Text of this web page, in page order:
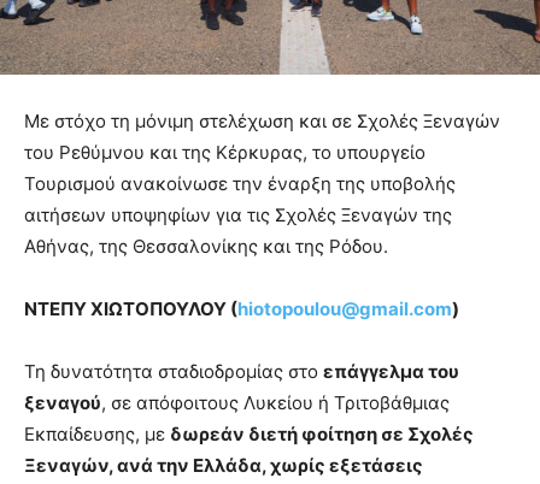
Με στόχο τη μόνιμη στελέχωση και σε Σχολές Ξεναγών
του Ρεθύμνου και της Κέρκυρας, το υπουργείο
Τουρισμού ανακοίνωσε την έναρξη της υποβολής
αιτήσεων υποψηφίων για τις Σχολές Ξεναγών της
Αθήνας, της Θεσσαλονίκης και της Ρόδου.
ΝΤΕΠΥ ΧΙΩΤΟΠΟΥΛΟΥ (hiotopoulou@gmail.com)
Τη δυνατότητα σταδιοδρομίας στο επάγγελμα του
ξεναγού, σε απόφοιτους Λυκείου ή Τριτοβάθμιας
Εκπαίδευσης, με δωρεάν διετή φοίτηση σε Σχολές
Ξεναγών, ανά την Ελλάδα, χωρίς εξετάσεις